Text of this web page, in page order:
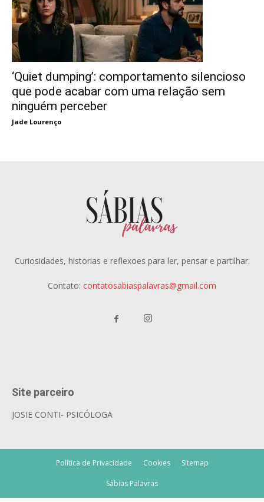
‘Quiet dumping’: comportamento silencioso
que pode acabar com uma relação sem
ninguém perceber
Jade Lourenço
Curiosidades, historias e reflexoes para ler, pensar e partilhar.
Contato: contatosabiaspalavras@gmail.com
Site parceiro
JOSIE CONTI- PSICÓLOGA
Política de Privacidade Cookies Sitemap
Sábias Palavras